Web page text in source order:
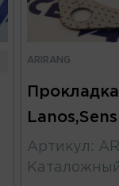
ARIRANG
Артикул :